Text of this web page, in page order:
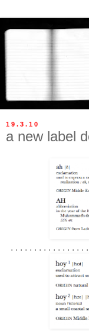
19.3.10
a new label
. . . . . . . . . . . . . . . .